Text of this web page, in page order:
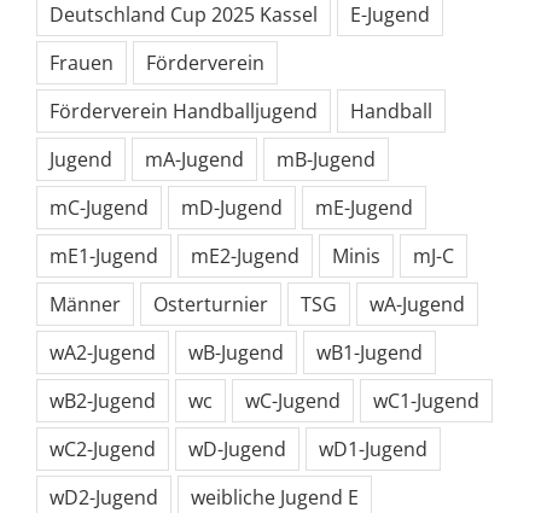
Deutschland Cup 2025 Kassel
E-Jugend
Frauen
Förderverein
Förderverein Handballjugend
Handball
Jugend
mA-Jugend
mB-Jugend
mC-Jugend
mD-Jugend
mE-Jugend
mE1-Jugend
mE2-Jugend Minis
mJ-C
Männer
Osterturnier TSG
wA-Jugend
wA2-Jugend
wB-Jugend
wB1-Jugend
wB2-Jugend
wc wC-Jugend
wC1-Jugend
wC2-Jugend
wD-Jugend
wD1-Jugend
wD2-Jugend
weibliche Jugend E